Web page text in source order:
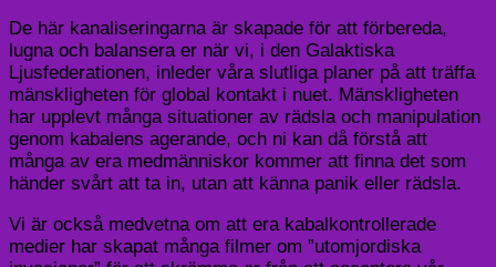
De här kanaliseringarna är skapade för att förbereda,
lugna och balansera er när vi, i den Galaktiska
Ljusfederationen, inleder våra slutliga planer på att träffa
mänskligheten för global kontakt i nuet. Mänskligheten
har upplevt många situationer av rädsla och manipulation
genom kabalens agerande, och ni kan då förstå att
många av era medmänniskor kommer att finna det som
händer svårt att ta in, utan att känna panik eller rädsla.
Vi är också medvetna om att era kabalkontrollerade
medier har skapat många filmer om ”utomjordiska